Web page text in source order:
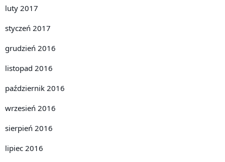
luty 2017
styczeń 2017
grudzień 2016
listopad 2016
październik 2016
wrzesień 2016
sierpień 2016
lipiec 2016